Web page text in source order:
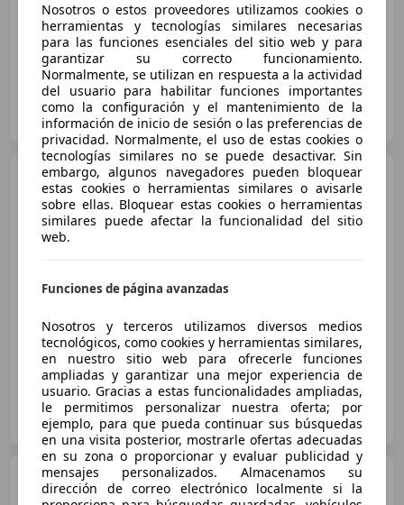
01/2018 138.546 km Diésel 96 kW (131 CV)
FLEXICAR ASTURIAS.
ES-33010 OVIEDO
Peugeot 5008
Active 1.5L
BlueHDi 96kW (130CV) S&S
Buen
04/2018 135.996 km Diésel 96 kW (131 CV)
FLEXICAR ASTURIAS.
ES-33010 OVIEDO
Peugeot 5008 GT-Line
BlueHDi 96kW (130CV) S&S EAT8
Nosotros o estos proveedores utilizamos cookies o
herramientas y tecnologías similares necesarias
para las funciones esenciales del sitio web y para
garantizar su correcto funcionamiento.
Normalmente, se utilizan en respuesta a la actividad
del usuario para habilitar funciones importantes
como la configuración y el mantenimiento de la
información de inicio de sesión o las preferencias de
privacidad. Normalmente, el uso de estas cookies o
tecnologías similares no se puede desactivar. Sin
embargo, algunos navegadores pueden bloquear
estas cookies o herramientas similares o avisarle
sobre ellas. Bloquear estas cookies o herramientas
similares puede afectar la funcionalidad del sitio
web.
Funciones de página avanzadas
Nosotros y terceros utilizamos diversos medios
tecnológicos, como cookies y herramientas similares,
en nuestro sitio web para ofrecerle funciones
ampliadas y garantizar una mejor experiencia de
usuario. Gracias a estas funcionalidades ampliadas,
le permitimos personalizar nuestra oferta; por
ejemplo, para que pueda continuar sus búsquedas
en una visita posterior, mostrarle ofertas adecuadas
en su zona o proporcionar y evaluar publicidad y
mensajes personalizados. Almacenamos su
dirección de correo electrónico localmente si la